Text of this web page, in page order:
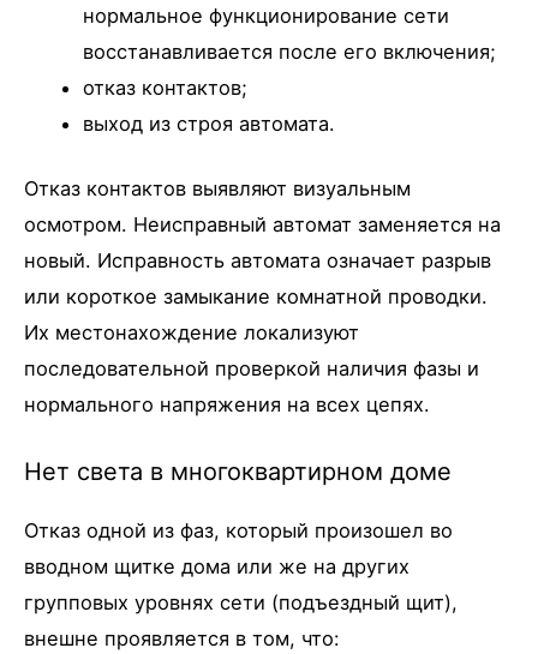
нормальное функционирование сети
восстанавливается после его включения;
отказ контактов;
выход из строя автомата.
Отказ контактов выявляют визуальным
осмотром. Неисправный автомат заменяется на
новый. Исправность автомата означает разрыв
или короткое замыкание комнатной проводки.
Их местонахождение локализуют
последовательной проверкой наличия фазы и
нормального напряжения на всех цепях.
Нет света в многоквартирном доме
Отказ одной из фаз, который произошел во
вводном щитке дома или же на других
групповых уровнях сети (подъездный щит),
внешне проявляется в том, что: